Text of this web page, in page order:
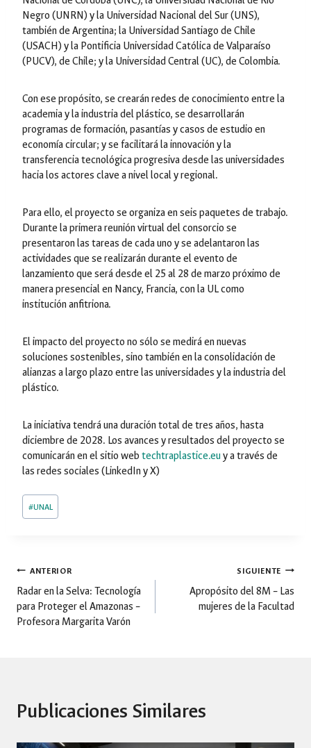
Negro (UNRN) y la Universidad Nacional del Sur (UNS),
también de Argentina; la Universidad Santiago de Chile
(USACH) y la Pontificia Universidad Católica de Valparaíso
(PUCV), de Chile; y la Universidad Central (UC), de Colombia.
Con ese propósito, se crearán redes de conocimiento entre la
academia y la industria del plástico, se desarrollarán
programas de formación, pasantías y casos de estudio en
economía circular; y se facilitará la innovación y la
transferencia tecnológica progresiva desde las universidades
hacia los actores clave a nivel local y regional.
Para ello, el proyecto se organiza en seis paquetes de trabajo.
Durante la primera reunión virtual del consorcio se
presentaron las tareas de cada uno y se adelantaron las
actividades que se realizarán durante el evento de
lanzamiento que será desde el 25 al 28 de marzo próximo de
manera presencial en Nancy, Francia, con la UL como
institución anfitriona.
El impacto del proyecto no sólo se medirá en nuevas
soluciones sostenibles, sino también en la consolidación de
alianzas a largo plazo entre las universidades y la industria del
plástico.
La iniciativa tendrá una duración total de tres años, hasta
diciembre de 2028. Los avances y resultados del proyecto se
comunicarán en el sitio web techtraplastice.euy a través de
las redes sociales (LinkedIn y X)
Etiquetas
de
#UNAL
Navegación
de
ANTERIOR
Radar en la Selva: Tecnología
para Proteger el Amazonas –
Profesora Margarita Varón
SIGUIENTE
Apropósito del 8M – Las
mujeres de la Facultad
Publicaciones Similares